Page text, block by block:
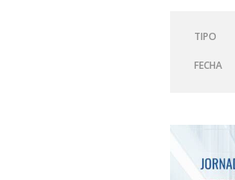
TIPO
FECHA